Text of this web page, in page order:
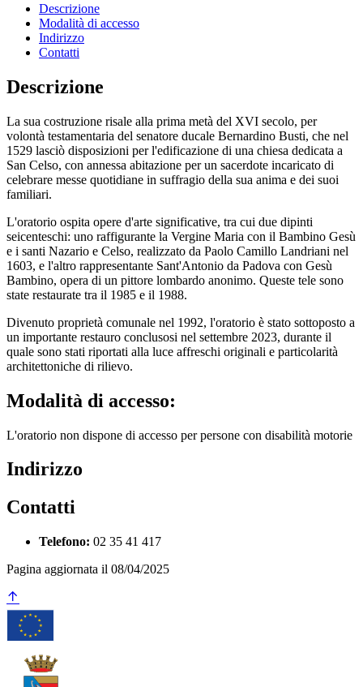
Descrizione
Modalità di accesso
Indirizzo
Contatti
Descrizione
La sua costruzione risale alla prima metà del XVI secolo, per
volontà testamentaria del senatore ducale Bernardino Busti, che nel
1529 lasciò disposizioni per l'edificazione di una chiesa dedicata a
San Celso, con annessa abitazione per un sacerdote incaricato di
celebrare messe quotidiane in suffragio della sua anima e dei suoi
familiari.
L'oratorio ospita opere d'arte significative, tra cui due dipinti
seicenteschi: uno raffigurante la Vergine Maria con il Bambino Gesù
e i santi Nazario e Celso, realizzato da Paolo Camillo Landriani nel
1603, e l'altro rappresentante Sant'Antonio da Padova con Gesù
Bambino, opera di un pittore lombardo anonimo. Queste tele sono
state restaurate tra il 1985 e il 1988.
Divenuto proprietà comunale nel 1992, l'oratorio è stato sottoposto a
un importante restauro conclusosi nel settembre 2023, durante il
quale sono stati riportati alla luce affreschi originali e particolarità
architettoniche di rilievo.
Modalità di accesso:
L'oratorio non dispone di accesso per persone con disabilità motorie
Indirizzo
Contatti
Telefono: 02 35 41 417
Pagina aggiornata il 08/04/2025